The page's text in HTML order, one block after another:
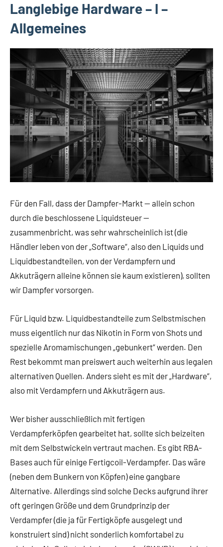
Langlebige Hardware – I –
Allgemeines
Für den Fall, dass der Dampfer-Markt — allein schon
durch die beschlossene Liquidsteuer —
zusammenbricht, was sehr wahrscheinlich ist (die
Händler leben von der „Software“, also den Liquids und
Liquidbestandteilen, von der Verdampfern und
Akkuträgern alleine können sie kaum existieren), sollten
wir Dampfer vorsorgen.
Für Liquid bzw. Liquidbestandteile zum Selbstmischen
muss eigentlich nur das Nikotin in Form von Shots und
spezielle Aromamischungen „gebunkert“ werden. Den
Rest bekommt man preiswert auch weiterhin aus legalen
alternativen Quellen. Anders sieht es mit der „Hardware“,
also mit Verdampfern und Akkuträgern aus.
Wer bisher ausschließlich mit fertigen
Verdampferköpfen gearbeitet hat, sollte sich beizeiten
mit dem Selbstwickeln vertraut machen. Es gibt RBA-
Bases auch für einige Fertigcoil-Verdampfer. Das wäre
(neben dem Bunkern von Köpfen) eine gangbare
Alternative. Allerdings sind solche Decks aufgrund ihrer
oft geringen Größe und dem Grundprinzip der
Verdampfer (die ja für Fertigköpfe ausgelegt und
konstruiert sind) nicht sonderlich komfortabel zu